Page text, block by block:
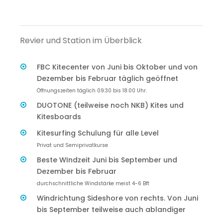
Revier und Station im Überblick
FBC Kitecenter von Juni bis Oktober und von
Dezember bis Februar täglich geöffnet
Öffnungszeiten täglich 09:30 bis 18:00 Uhr.
DUOTONE (teilweise noch NKB) Kites und
Kitesboards
Kitesurfing Schulung für alle Level
Privat und Semiprivatkurse
Beste WIndzeit Juni bis September und
Dezember bis Februar
durchschnittliche Windstärke meist 4-6 Bft
Windrichtung Sideshore von rechts. Von Juni
bis September teilweise auch ablandiger